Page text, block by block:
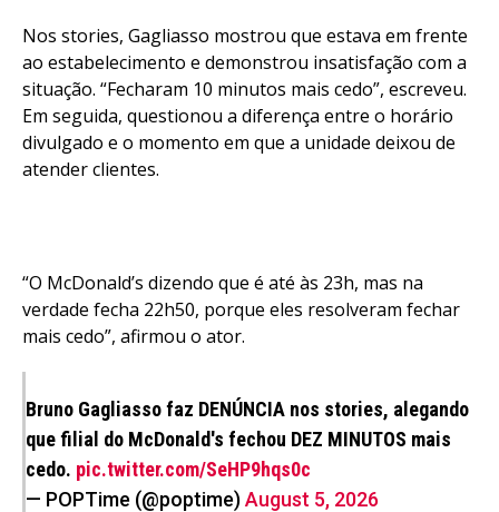
Nos stories, Gagliasso mostrou que estava em frente
ao estabelecimento e demonstrou insatisfação com a
situação. “Fecharam 10 minutos mais cedo”, escreveu.
Em seguida, questionou a diferença entre o horário
divulgado e o momento em que a unidade deixou de
atender clientes.
“O McDonald’s dizendo que é até às 23h, mas na
verdade fecha 22h50, porque eles resolveram fechar
mais cedo”, afirmou o ator.
Bruno Gagliasso faz DENÚNCIA nos stories, alegando
que filial do McDonald's fechou DEZ MINUTOS mais
cedo. pic.twitter.com/SeHP9hqs0c
— POPTime (@poptime)August 5, 2026